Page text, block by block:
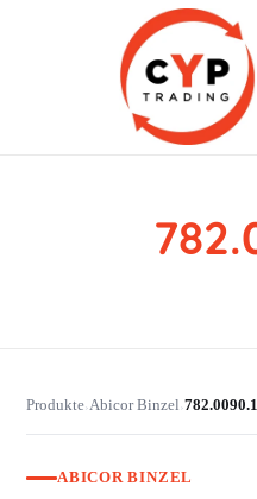
CYP Trading
Produkte›Abicor Binzel›782.0090.1
ABICOR BINZEL